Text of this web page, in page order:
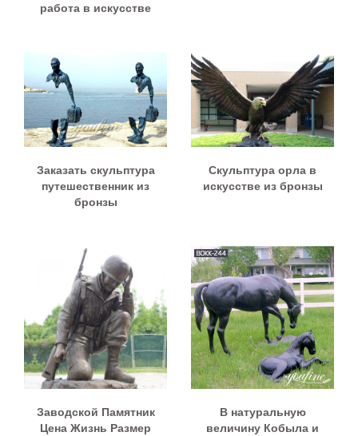
работа в искусстве
Заказать скульптура
путешественник из
бронзы
Скульптура орла в
искусстве из бронзы
Заводской Памятник
Цена Жизнь Размер
В натуральную
величину Кобыла и